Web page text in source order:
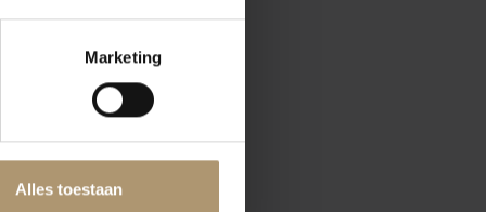
Marketing
Alles toestaan